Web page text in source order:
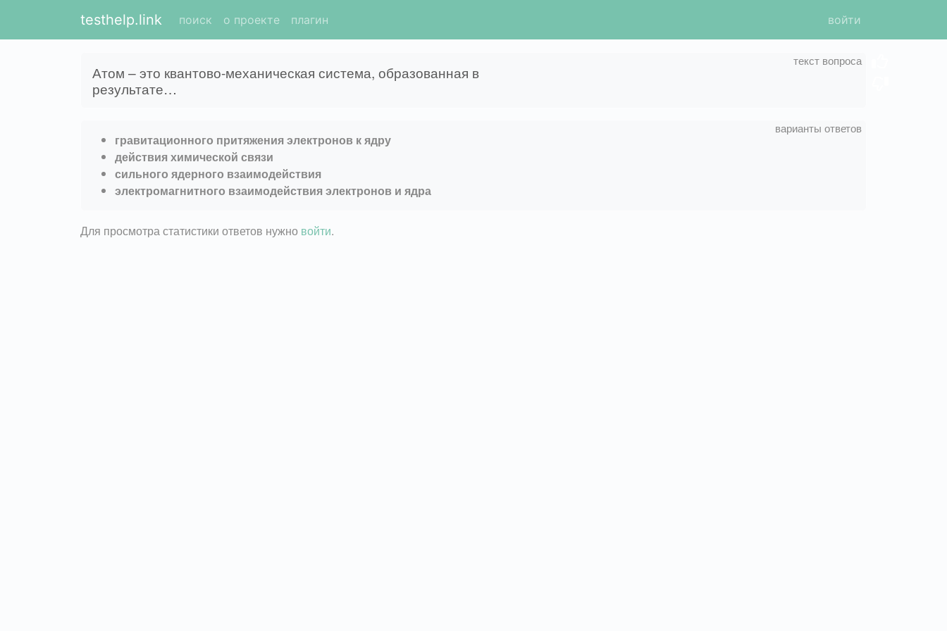
testhelp.link поиск о проекте плагин войти
Атом – это квантово-механическая система, образованная в
результате…
гравитационного притяжения электронов к ядру
действия химической связи
сильного ядерного взаимодействия
электромагнитного взаимодействия электронов и ядра
Для просмотра статистики ответов нужно войти.